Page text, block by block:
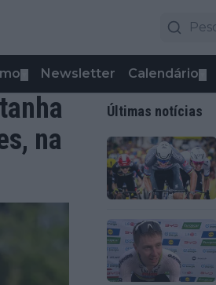
Newsletter Calendário
na
Últimas notícias